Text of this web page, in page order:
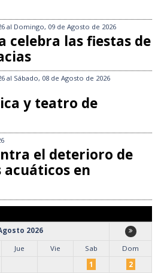
al Domingo, 09 de Agosto de 2026
celebra las fiestas de
al Sábado, 08 de Agosto de 2026
y teatro de
el deterioro de
acuáticos en
2026
Jue Vie Sab
Dom
1
2